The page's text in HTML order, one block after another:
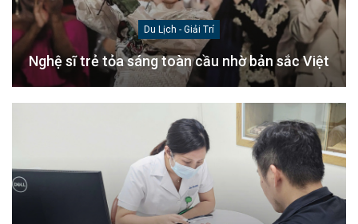
Du Lịch - Giải Trí
Nghệ sĩ trẻ tỏa sáng toàn cầu nhờ bản sắc Việt